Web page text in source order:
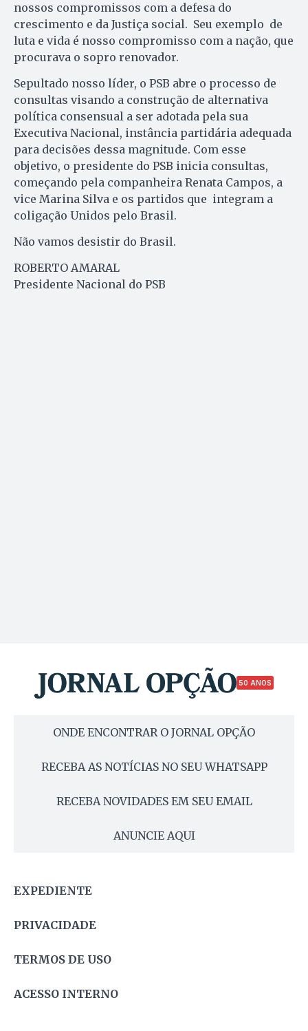
nossos compromissos com a defesa do
crescimento e da Justiça social. Seu exemplo de
luta e vida é nosso compromisso com a nação, que
procurava o sopro renovador.
Sepultado nosso líder, o PSB abre o processo de
consultas visando a construção de alternativa
política consensual a ser adotada pela sua
Executiva Nacional, instância partidária adequada
para decisões dessa magnitude. Com esse
objetivo, o presidente do PSB inicia consultas,
começando pela companheira Renata Campos, a
vice Marina Silva e os partidos que integram a
coligação Unidos pelo Brasil.
Não vamos desistir do Brasil.
ROBERTO AMARAL
Presidente Nacional do PSB
50 ANOS
ONDE ENCONTRAR O JORNAL OPÇÃO
RECEBA AS NOTÍCIAS NO SEU WHATSAPP
RECEBA NOVIDADES EM SEU EMAIL
ANUNCIE AQUI
EXPEDIENTE
PRIVACIDADE
TERMOS DE USO
ACESSO INTERNO